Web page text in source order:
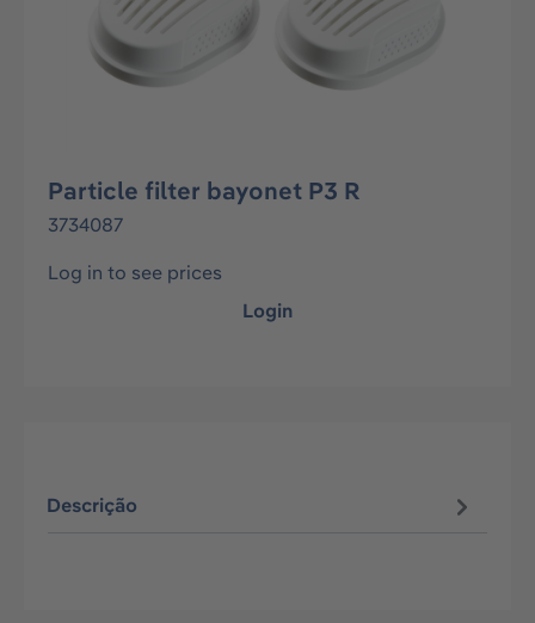
Particle filter bayonet P3 R
3734087
Log in to see prices
Login
Descrição